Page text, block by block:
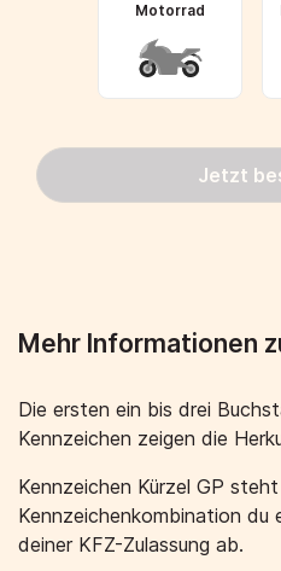
Motorrad
Jetzt
Mehr Informationen
Die ersten ein bis drei
Kennzeichen zeigen die
Kennzeichen Kürzel GP
Kennzeichenkombination
deiner KFZ-Zulassung ab.